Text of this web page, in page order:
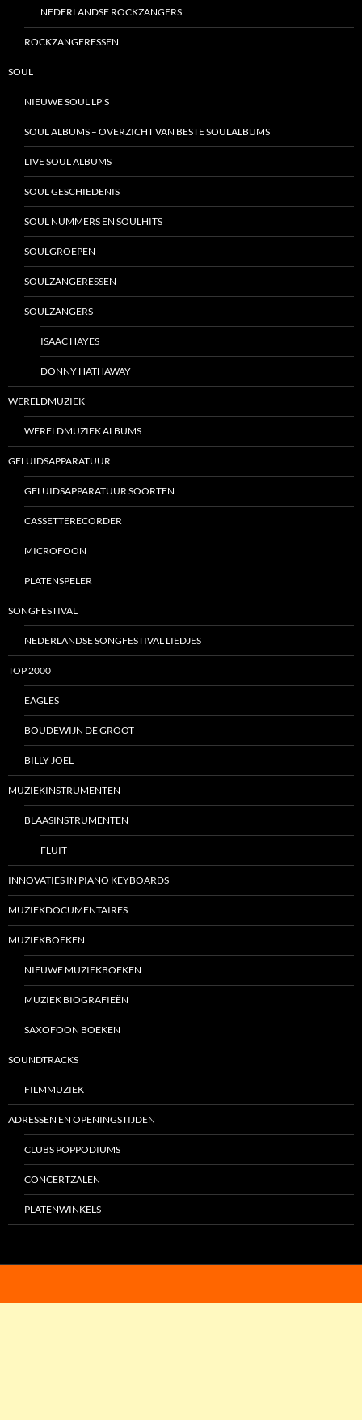
NEDERLANDSE ROCKZANGERS
ROCKZANGERESSEN
SOUL
NIEUWE SOUL LP’S
SOUL ALBUMS – OVERZICHT VAN BESTE SOULALBUMS
LIVE SOUL ALBUMS
SOUL GESCHIEDENIS
SOUL NUMMERS EN SOULHITS
SOULGROEPEN
SOULZANGERESSEN
SOULZANGERS
ISAAC HAYES
DONNY HATHAWAY
WERELDMUZIEK
WERELDMUZIEK ALBUMS
GELUIDSAPPARATUUR
GELUIDSAPPARATUUR SOORTEN
CASSETTERECORDER
MICROFOON
PLATENSPELER
SONGFESTIVAL
NEDERLANDSE SONGFESTIVAL LIEDJES
TOP 2000
EAGLES
BOUDEWIJN DE GROOT
BILLY JOEL
MUZIEKINSTRUMENTEN
BLAASINSTRUMENTEN
FLUIT
INNOVATIES IN PIANO KEYBOARDS
MUZIEKDOCUMENTAIRES
MUZIEKBOEKEN
NIEUWE MUZIEKBOEKEN
MUZIEK BIOGRAFIEËN
SAXOFOON BOEKEN
SOUNDTRACKS
FILMMUZIEK
ADRESSEN EN OPENINGSTIJDEN
CLUBS POPPODIUMS
CONCERTZALEN
PLATENWINKELS